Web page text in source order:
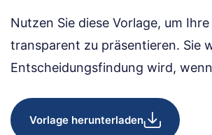
Nutzen Sie diese Vorlage, um
transparent zu präsentieren. Sie
Entscheidungsfindung wird,
Vorlage herunterladen